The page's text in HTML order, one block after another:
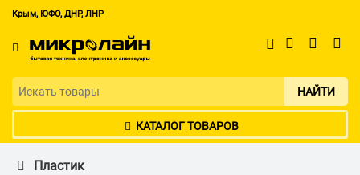
Крым, ЮФО, ДНР, ЛНР
НАЙТИ
КАТАЛОГ ТОВАРОВ
Пластик